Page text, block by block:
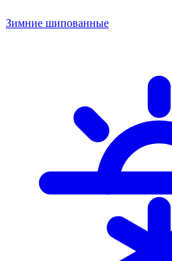
Зимние шипованные